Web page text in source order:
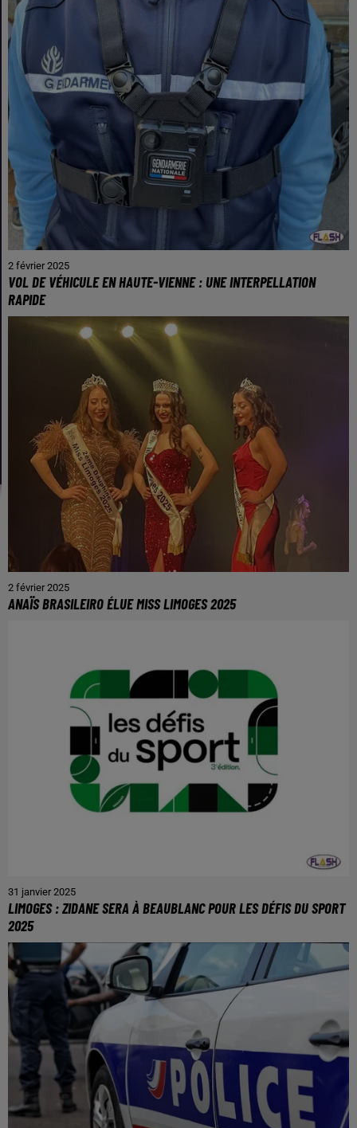
2 février 2025
VOL DE VÉHICULE EN HAUTE-VIENNE : UNE INTERPELLATION
RAPIDE
2 février 2025
ANAÏS BRASILEIRO ÉLUE MISS LIMOGES 2025
31 janvier 2025
LIMOGES : ZIDANE SERA À BEAUBLANC POUR LES DÉFIS DU SPORT
2025